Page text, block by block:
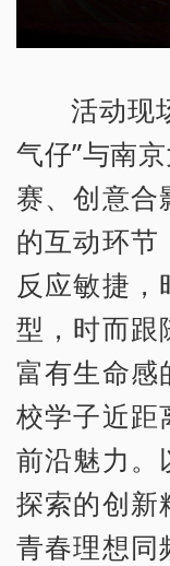
活动现
气仔”与南
赛、创意合
的互动环节
反应敏捷
型，时而跟
富有生命感
校学子近距
前沿魅力。
探索的创新
青春理想同